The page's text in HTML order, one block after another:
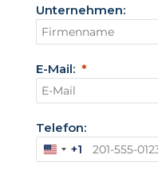
Unternehmen:
E-Mail:
Telefon:
V
+1